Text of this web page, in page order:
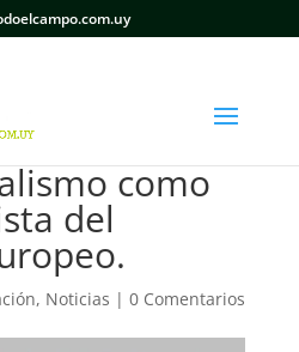
como
del
, Noticias | 0 Comentarios